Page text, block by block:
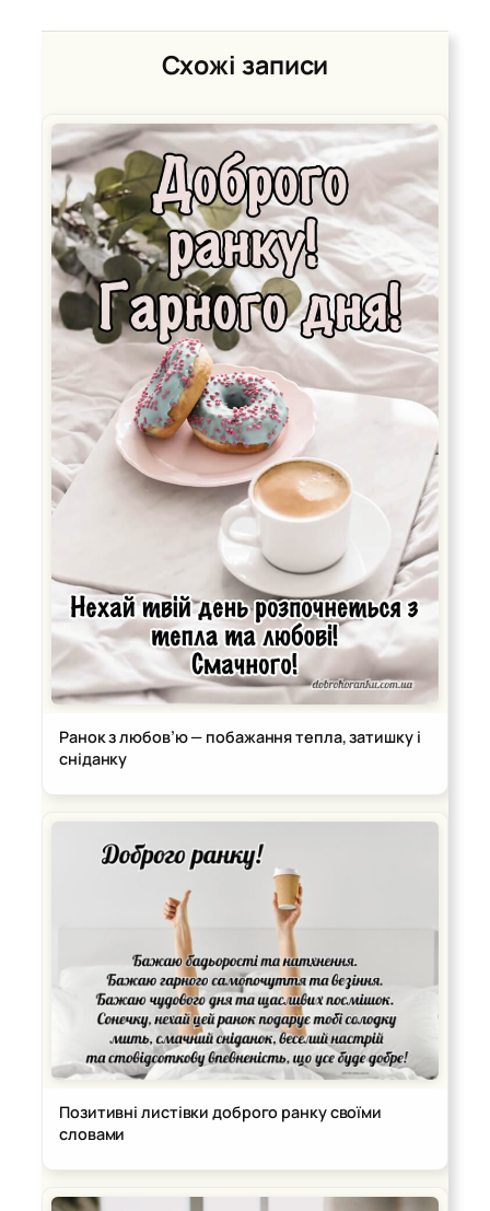
Схожі записи
Ранок з любов’ю — побажання тепла, затишку і
сніданку
Позитивні листівки доброго ранку своїми
словами